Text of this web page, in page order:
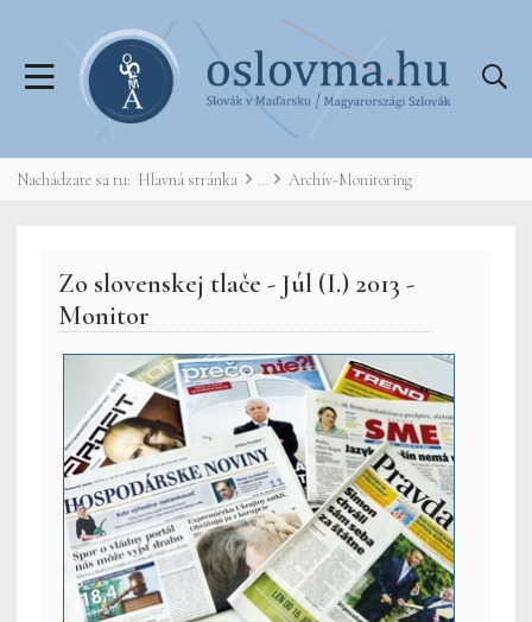
Nachádzate sa tu: Hlavná stránka Archív-Monitoring
Zo slovenskej tlače - Júl (I.) 2013 -
Monitor